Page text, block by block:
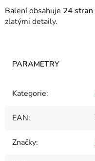
Balení obsahuje 24 stran
zlatými detaily.
Kategorie:
EAN:
Značky: